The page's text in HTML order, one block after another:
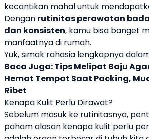
kecantikan mahal untuk
Dengan rutinitas perawatan
dan konsisten, kamu bisa banget
manfaatnya di rumah.
Yuk, simak rahasia lengkapnya
Baca Juga:Tips Melipat Baju
Hemat Tempat Saat Packing,
Ribet
Kenapa Kulit Perlu Dirawat?
Sebelum masuk ke rutinitasnya,
paham alasan kenapa kulit perlu